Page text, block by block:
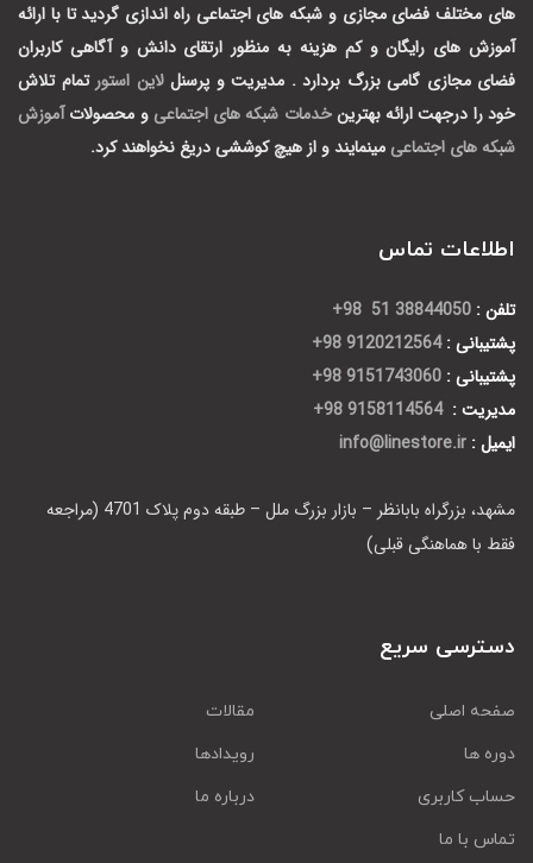
های مختلف فضای مجازی و شبکه های اجتماعی راه اندازی گردید تا با ارائه
آموزش های رایگان و کم هزینه به منظور ارتقای دانش و آگاهی کاربران
فضای مجازی گامی بزرگ بردارد . مدیریت و پرسنللاین استور تمام تلاش
خود را درجهت ارائه بهترینخدمات شبکه های اجتماعی و محصولات آموزش
شبکه های اجتماعی مینمایند و از هیچ کوششی دریغ نخواهند کرد.
اطلاعات تماس
تلفن : 38844050 51 98+
پشتیبانی : 9120212564 98+
پشتیبانی : 9151743060 98+
مدیریت : 9158114564 98+
ایمیل : info@linestore.ir
مشهد، بزرگراه بابانظر – بازار بزرگ ملل – طبقه دوم پلاک 4701 (مراجعه
فقط با هماهنگی قبلی)
دسترسی سریع
صفحه اصلی
مقالات
دوره ها
رویدادها
حساب کاربری
درباره ما
تماس با ما